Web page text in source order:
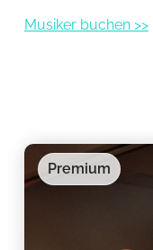
Musiker buchen >>
Premium